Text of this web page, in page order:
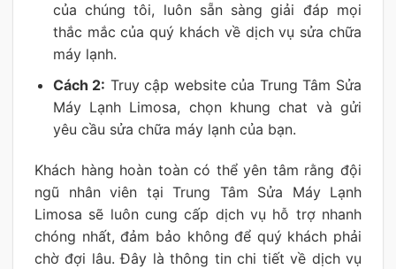
của chúng tôi, luôn sẵn sàng giải đáp mọi
thắc mắc của quý khách về dịch vụ sửa chữa
máy lạnh.
Cách 2: Truy cập website của Trung Tâm Sửa
Máy Lạnh Limosa, chọn khung chat và gửi
yêu cầu sửa chữa máy lạnh của bạn.
Khách hàng hoàn toàn có thể yên tâm rằng đội
ngũ nhân viên tại Trung Tâm Sửa Máy Lạnh
Limosa sẽ luôn cung cấp dịch vụ hỗ trợ nhanh
chóng nhất, đảm bảo không để quý khách phải
chờ đợi lâu. Đây là thông tin chi tiết về dịch vụ